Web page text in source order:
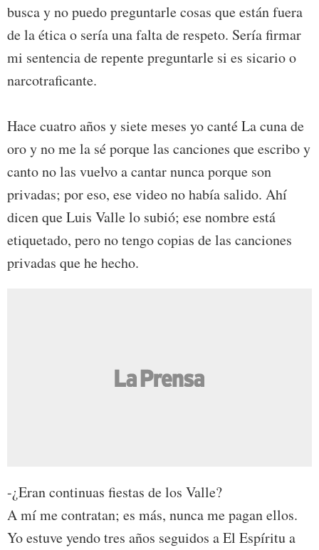
busca y no puedo preguntarle cosas que están fuera
de la ética o sería una falta de respeto. Sería firmar
mi sentencia de repente preguntarle si es sicario o
narcotraficante.
Hace cuatro años y siete meses yo canté La cuna de
oro y no me la sé porque las canciones que escribo y
canto no las vuelvo a cantar nunca porque son
privadas; por eso, ese video no había salido. Ahí
dicen que Luis Valle lo subió; ese nombre está
etiquetado, pero no tengo copias de las canciones
privadas que he hecho.
-¿Eran continuas fiestas de los Valle?
A mí me contratan; es más, nunca me pagan ellos.
Yo estuve yendo tres años seguidos a El Espíritu a